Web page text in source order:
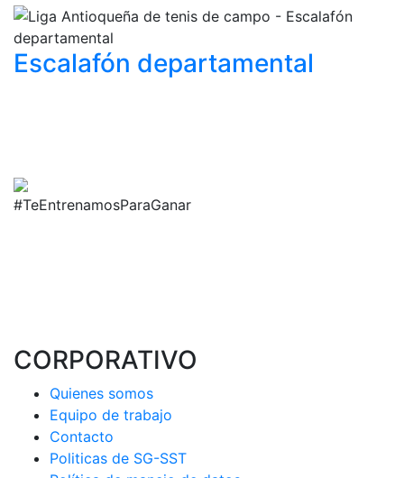
Escalafón departamental
#TeEntrenamosParaGanar
CORPORATIVO
Quienes somos
Equipo de trabajo
Contacto
Politicas de SG-SST